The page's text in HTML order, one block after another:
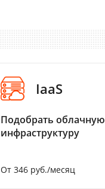
IaaS
Подобрать облачную
инфраструктуру
От 346 руб./месяц